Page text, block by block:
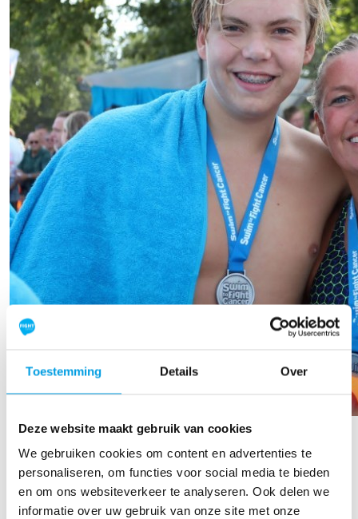
Toestemming Details Over
Deze website maakt gebruik van cookies
We gebruiken cookies om content en advertenties te
personaliseren, om functies voor social media te bieden
en om ons websiteverkeer te analyseren. Ook delen we
informatie over uw gebruik van onze site met onze
Roos Zwetsloot
Raised so far
€876